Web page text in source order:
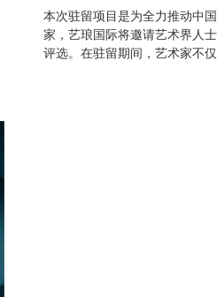
本次驻留项目是为全力推动中
家，艺琅国际将邀请艺术界人
评选。在驻留期间，艺术家不